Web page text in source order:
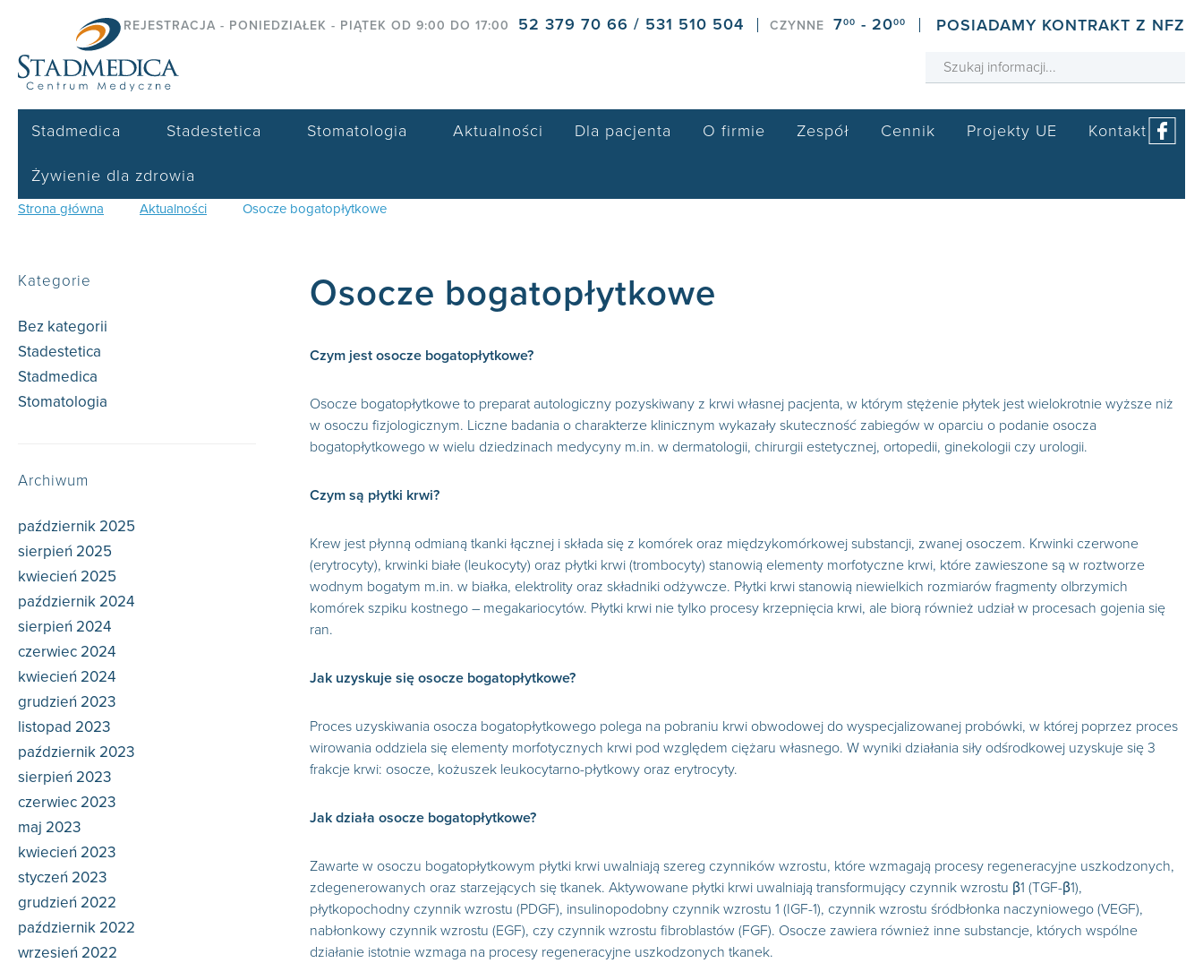
REJESTRACJA - PONIEDZIAŁEK - PIĄTEK OD 9:00 DO 17:00 52 379 70 66 / 531 510 504 CZYNNE 700 - 2000 POSIADAMY KONTRAKT Z NFZ
Stadmedica Stadestetica Stomatologia Aktualności Dla pacjenta O firmie Zespół Cennik Projekty UE Kontakt
Żywienie dla zdrowia
Strona główna Aktualności Osocze bogatopłytkowe
Osocze bogatopłytkowe
Czym jest osocze bogatopłytkowe?
Osocze bogatopłytkowe to preparat autologiczny pozyskiwany z krwi własnej pacjenta, w którym stężenie płytek jest wielokrotnie wyższe niż
w osoczu fizjologicznym. Liczne badania o charakterze klinicznym wykazały skuteczność zabiegów w oparciu o podanie osocza
bogatopłytkowego w wielu dziedzinach medycyny m.in. w dermatologii, chirurgii estetycznej, ortopedii, ginekologii czy urologii.
Czym są płytki krwi?
Krew jest płynną odmianą tkanki łącznej i składa się z komórek oraz międzykomórkowej substancji, zwanej osoczem. Krwinki czerwone
(erytrocyty), krwinki białe (leukocyty) oraz płytki krwi (trombocyty) stanowią elementy morfotyczne krwi, które zawieszone są w roztworze
wodnym bogatym m.in. w białka, elektrolity oraz składniki odżywcze. Płytki krwi stanowią niewielkich rozmiarów fragmenty olbrzymich
komórek szpiku kostnego – megakariocytów. Płytki krwi nie tylko procesy krzepnięcia krwi, ale biorą również udział w procesach gojenia się
ran.
Jak uzyskuje się osocze bogatopłytkowe?
Proces uzyskiwania osocza bogatopłytkowego polega na pobraniu krwi obwodowej do wyspecjalizowanej probówki, w której poprzez proces
wirowania oddziela się elementy morfotycznych krwi pod względem ciężaru własnego. W wyniki działania siły odśrodkowej uzyskuje się 3
frakcje krwi: osocze, kożuszek leukocytarno-płytkowy oraz erytrocyty.
Jak działa osocze bogatopłytkowe?
Zawarte w osoczu bogatopłytkowym płytki krwi uwalniają szereg czynników wzrostu, które wzmagają procesy regeneracyjne uszkodzonych,
zdegenerowanych oraz starzejących się tkanek. Aktywowane płytki krwi uwalniają transformujący czynnik wzrostu β1 (TGF-β1),
płytkopochodny czynnik wzrostu (PDGF), insulinopodobny czynnik wzrostu 1 (IGF-1), czynnik wzrostu śródbłonka naczyniowego (VEGF),
nabłonkowy czynnik wzrostu (EGF), czy czynnik wzrostu fibroblastów (FGF). Osocze zawiera również inne substancje, których wspólne
działanie istotnie wzmaga na procesy regeneracyjne uszkodzonych tkanek.
Kategorie
Bez kategorii
Stadestetica
Stadmedica
Stomatologia
Archiwum
październik 2025
sierpień 2025
kwiecień 2025
październik 2024
sierpień 2024
czerwiec 2024
kwiecień 2024
grudzień 2023
listopad 2023
październik 2023
sierpień 2023
czerwiec 2023
maj 2023
kwiecień 2023
styczeń 2023
grudzień 2022
październik 2022
wrzesień 2022